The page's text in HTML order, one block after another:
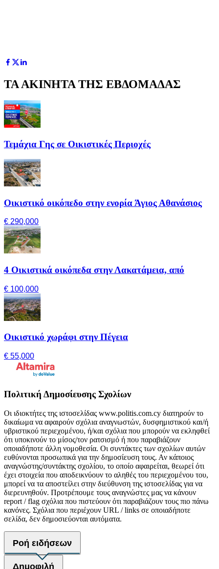
ΤΑ ΑΚΙΝΗΤΑ ΤΗΣ ΕΒΔΟΜΑΔΑΣ
Τεμάχια Γης σε Οικιστικές Περιοχές
Οικιστικό οικόπεδο στην ενορία Άγιος Αθανάσιος
€ 290,000
4 Οικιστικά οικόπεδα στην Λακατάμεια, από
€ 100,000
Οικιστικό χωράφι στην Πέγεια
€ 55,000
Πολιτική Δημοσίευσης Σχολίων
Οι ιδιοκτήτες της ιστοσελίδας www.politis.com.cy διατηρούν το
δικαίωμα να αφαιρούν σχόλια αναγνωστών, δυσφημιστικού και/ή
υβριστικού περιεχομένου, ή/και σχόλια που μπορούν να εκληφθεί
ότι υποκινούν το μίσος/τον ρατσισμό ή που παραβιάζουν
οποιαδήποτε άλλη νομοθεσία. Οι συντάκτες των σχολίων αυτών
ευθύνονται προσωπικά για την δημοσίευση τους. Αν κάποιος
αναγνώστης/συντάκτης σχολίου, το οποίο αφαιρείται, θεωρεί ότι
έχει στοιχεία που αποδεικνύουν το αληθές του περιεχομένου του,
μπορεί να τα αποστείλει στην διεύθυνση της ιστοσελίδας για να
διερευνηθούν. Προτρέπουμε τους αναγνώστες μας να κάνουν
report / flag σχόλια που πιστεύουν ότι παραβιάζουν τους πιο πάνω
κανόνες. Σχόλια που περιέχουν URL / links σε οποιαδήποτε
σελίδα, δεν δημοσιεύονται αυτόματα.
Ροή ειδήσεων
Δημοφιλή